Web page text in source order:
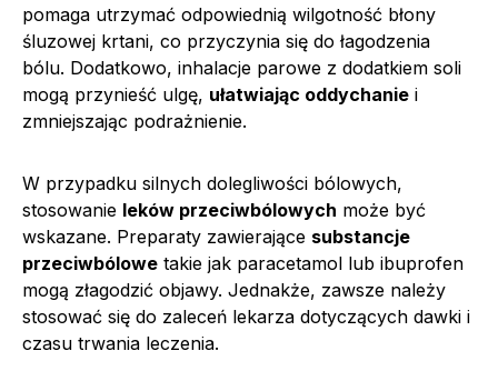
pomaga utrzymać odpowiednią wilgotność błony
śluzowej krtani, co przyczynia się do łagodzenia
bólu. Dodatkowo, inhalacje parowe z dodatkiem soli
mogą przynieść ulgę, ułatwiając oddychanie i
zmniejszając podrażnienie.
W przypadku silnych dolegliwości bólowych,
stosowanie leków przeciwbólowych może być
wskazane. Preparaty zawierające substancje
przeciwbólowe takie jak paracetamol lub ibuprofen
mogą złagodzić objawy. Jednakże, zawsze należy
stosować się do zaleceń lekarza dotyczących dawki i
czasu trwania leczenia.